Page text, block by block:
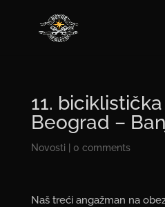
11.
Beograd –
Novosti 0 comments
Naš treći angažman na